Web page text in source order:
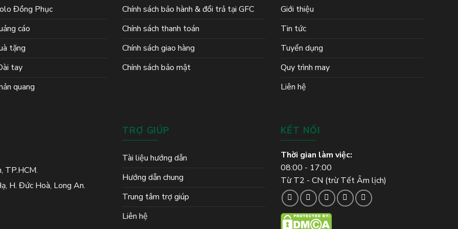
Đồng Phục
cáo
tặng
tay
quang
Chính sách bảo hành & đổi trả tại GFC
Chính sách thanh toán
Chính sách giao hàng
Chính sách bảo mật
Giới thiệu
Tin tức
Tuyển dụng
Quy trình may
Liên hệ
TP.HCM.
H. Đức Hoà, Long An.
TRỢ GIÚP
Tài liệu hướng dẫn
Hướng dẫn chung
Trung tâm trợ giúp
Liên hệ
KẾT NỐI
Thời gian làm việc:
08:00 - 17:00
Từ T2 - CN (trừ Tết Âm lịch)